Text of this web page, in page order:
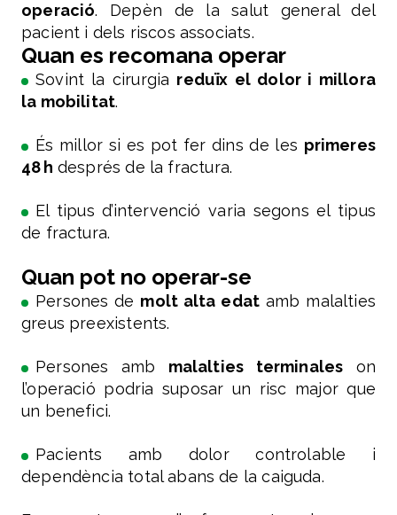
operació. Depèn de la salut general del
pacient i dels riscos associats.
Quan es recomana operar
Sovint la cirurgia reduïx el dolor i millora
la mobilitat.
És millor si es pot fer dins de les primeres
48 h després de la fractura.
El tipus d’intervenció varia segons el tipus
de fractura.
Quan pot no operar-se
Persones de molt alta edat amb malalties
greus preexistents.
Persones amb malalties terminales on
l’operació podria suposar un risc major que
un benefici.
Pacients amb dolor controlable i
dependència total abans de la caiguda.